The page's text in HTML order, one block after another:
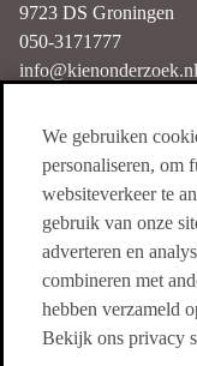
We gebruiken
personaliseren, om
websiteverkeer te
gebruik van onze
adverteren en
combineren met
hebben verzameld
Bekijk ons privacy
9723 DS Groningen
050-3171777
info@kienonderzoek.nl
Haarlem
Nieuwe Gracht 3
2011 NB Haarlem
085-4018250
info@kienonderzoek.nl